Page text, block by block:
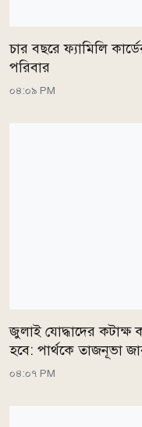
চার বছরে ফ্যামিলি
পরিবার
০৪:০৯ PM
জুলাই যোদ্ধাদের কটাক্ষ
হবে: পার্থকে তাজনূভা
০৪:০৭ PM